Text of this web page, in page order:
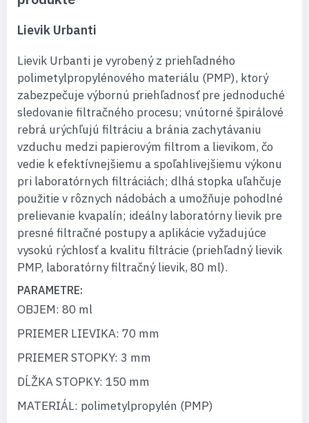
Lievik Urbanti
Lievik Urbanti je vyrobený z priehľadného
polimetylpropylénového materiálu (PMP), ktorý
zabezpečuje výbornú priehľadnosť pre jednoduché
sledovanie filtračného procesu; vnútorné špirálové
rebrá urýchľujú filtráciu a bránia zachytávaniu
vzduchu medzi papierovým filtrom a lievikom, čo
vedie k efektívnejšiemu a spoľahlivejšiemu výkonu
pri laboratórnych filtráciách; dlhá stopka uľahčuje
použitie v rôznych nádobách a umožňuje pohodlné
prelievanie kvapalín; ideálny laboratórny lievik pre
presné filtračné postupy a aplikácie vyžadujúce
vysokú rýchlosť a kvalitu filtrácie (priehľadný lievik
PMP, laboratórny filtračný lievik, 80 ml).
PARAMETRE:
OBJEM: 80 ml
PRIEMER LIEVIKA: 70 mm
PRIEMER STOPKY: 3 mm
DĹŽKA STOPKY: 150 mm
MATERIÁL: polimetylpropylén (PMP)